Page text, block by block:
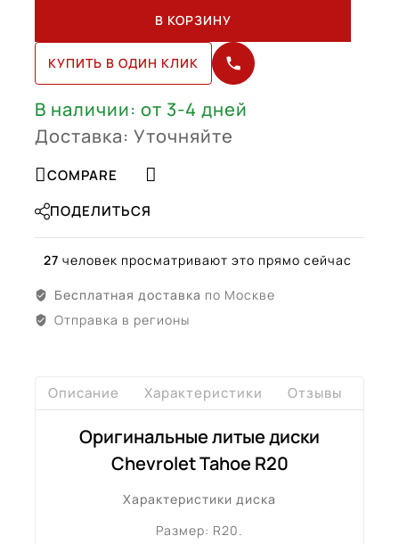
R20
(84570310)
В КОРЗИНУ
КУПИТЬ В ОДИН КЛИК
В наличии: от 3-4 дней
Доставка: Уточняйте
COMPARE
ПОДЕЛИТЬСЯ
27 человек просматривают это прямо сейчас
Бесплатная доставка по Москве
Отправка в регионы
Описание Характеристики Отзывы
Оригинальные литые диски
Chevrolet Tahoe R20
Характеристики диска
Размер: R20.